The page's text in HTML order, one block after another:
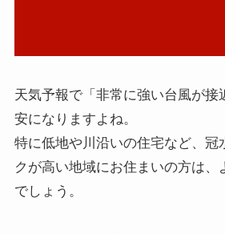
天気予報で「非常に強い台風が接
安になりますよね。
特に低地や川沿いの住宅など、冠
クが高い地域にお住まいの方は、
でしょう。